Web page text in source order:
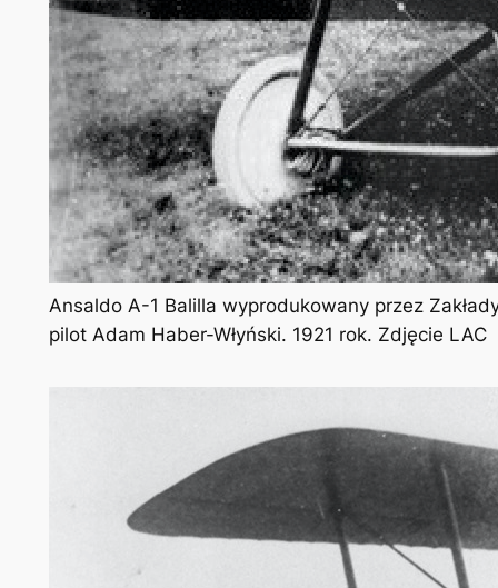
Ansaldo A-1 Balilla wyprodukowany przez
pilot Adam Haber-Włyński. 1921 rok. Zdjęcie LAC